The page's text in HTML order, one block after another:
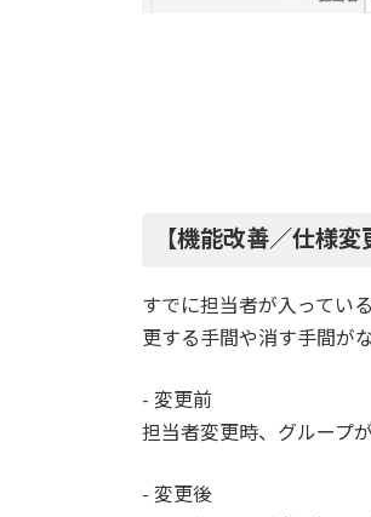
【機能改善／仕様
すでに担当者が入ってい
更する手間や消す手間が
- 変更前
担当者変更時、グループ
- 変更後